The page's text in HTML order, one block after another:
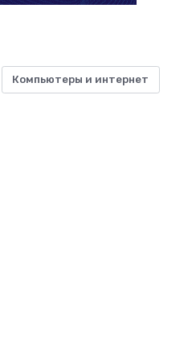
Компьютеры и интернет